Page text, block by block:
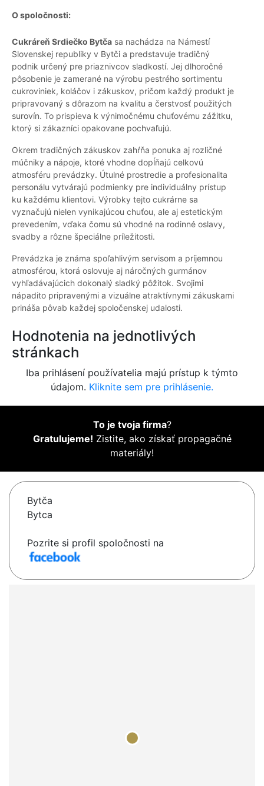
O spoločnosti:
Cukráreň Srdiečko Bytča sa nachádza na Námestí
Slovenskej republiky v Bytči a predstavuje tradičný
podnik určený pre priaznivcov sladkostí. Jej dlhoročné
pôsobenie je zamerané na výrobu pestrého sortimentu
cukroviniek, koláčov i zákuskov, pričom každý produkt je
pripravovaný s dôrazom na kvalitu a čerstvosť použitých
surovín. To prispieva k výnimočnému chuťovému zážitku,
ktorý si zákazníci opakovane pochvaľujú.
Okrem tradičných zákuskov zahŕňa ponuka aj rozličné
múčniky a nápoje, ktoré vhodne dopĺňajú celkovú
atmosféru prevádzky. Útulné prostredie a profesionalita
personálu vytvárajú podmienky pre individuálny prístup
ku každému klientovi. Výrobky tejto cukrárne sa
vyznačujú nielen vynikajúcou chuťou, ale aj estetickým
prevedením, vďaka čomu sú vhodné na rodinné oslavy,
svadby a rôzne špeciálne príležitosti.
Prevádzka je známa spoľahlivým servisom a príjemnou
atmosférou, ktorá oslovuje aj náročných gurmánov
vyhľadávajúcich dokonalý sladký pôžitok. Svojimi
nápadito pripravenými a vizuálne atraktívnymi zákuskami
prináša pôvab každej spoločenskej udalosti.
Hodnotenia na jednotlivých
stránkach
Iba prihlásení používatelia majú prístup k týmto
údajom. Kliknite sem pre prihlásenie.
To je tvoja firma?
Gratulujeme! Zistite, ako získať propagačné
materiály!
Bytča
Bytca
Pozrite si profil spoločnosti na